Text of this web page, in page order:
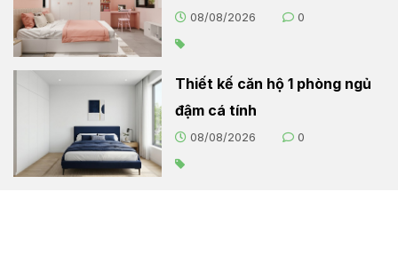
08/08/2026 0
Thiết kế căn hộ 1 phòng ngủ
đậm cá tính
08/08/2026 0